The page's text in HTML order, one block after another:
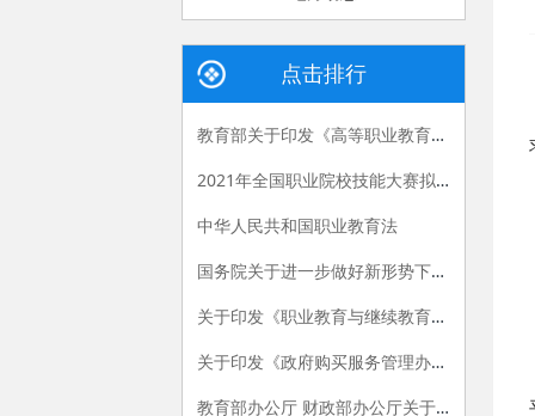
点击排行
教育部关于印发《高等职业教育创新发展行动计划（2015-2018年）》的通知
2021年全国职业院校技能大赛拟设赛项赛题 （高职组）
中华人民共和国职业教育法
国务院关于进一步做好新形势下就业创业工作的意见
关于印发《职业教育与继续教育2015年工作要点》的函
关于印发《政府购买服务管理办法（暂行）》的通知
教育部办公厅 财政部办公厅关于做好“国家示范性高等职业院校建设计划”骨干高职院校建设项目2015年验收工作的通知